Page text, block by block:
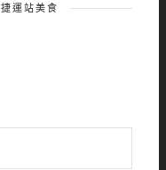
捷運站美食